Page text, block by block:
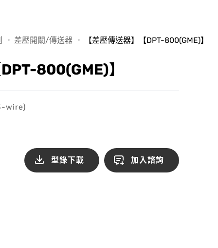
差壓開關/傳送器 【差壓傳送器】【DPT-800(GME)】
800(GME)】
wire)
型錄下載 加入諮詢